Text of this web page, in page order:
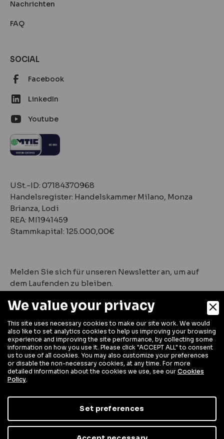
Nachrichten
FAQ
SOCIAL
Facebook
LinkedIn
Youtube
‍‍USt.-ID: 07184370968
Handelsregister: Handelskammer Milano, Monza
Brianza, Lodi
REA: MI1941459
Stammkapital: 125.000,00€
Melden Sie sich für unseren Newsletter an, um auf
dem Laufenden zu bleiben.
UnternehmenspolitikPrivacy Policy Cookie Policy
Digital Marketing
We value your privacy
This site uses necessary cookies to make our site work. We would
also like to set analytics cookies to help us improving your browsing
experience and improving the site performance, by collecting some
information on how you use it. Please click "ACCEPT ALL" to consent
us to use of all cookies. You may also customize your preferences
or disable the non-necessary cookies, at any time. For more
detailed information about the cookies we use, see our Cookies
Policy.
Set preferences